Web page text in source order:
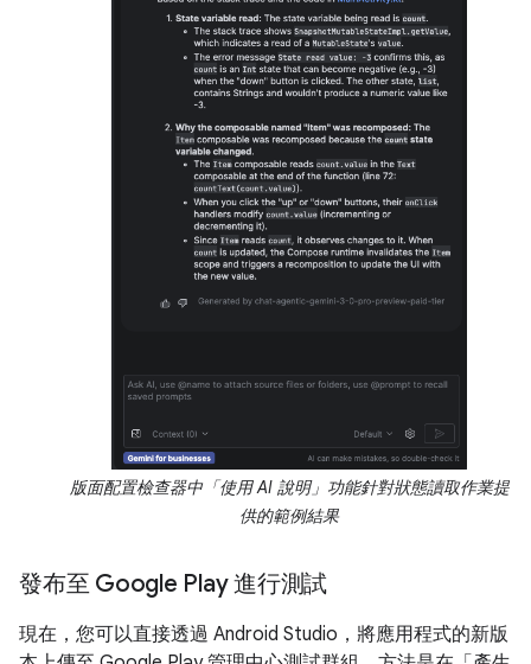
版面配置檢查器中「使用 AI 說明」功能針對狀態讀取作業提
供的範例結果
發布至 Google Play 進行測試
現在，您可以直接透過 Android Studio，將應用程式的新版